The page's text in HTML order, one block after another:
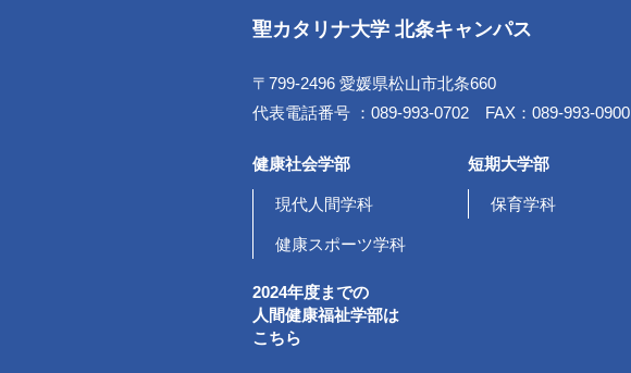
聖カタリナ大学 北条キャンパス
〒799-2496 愛媛県松山市北条660
代表電話番号 ：089-993-0702 FAX：089-993-0900
健康社会学部
現代人間学科
健康スポーツ学科
短期大学部
保育学科
2024年度までの
人間健康福祉学部は
こちら